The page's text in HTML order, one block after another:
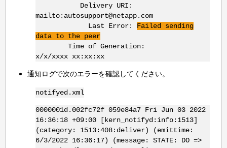
Delivery URI:
mailto:autosupport@netapp.com
Last Error: Failed sending
data to the peer
Time of Generation:
x/x/xxxx xx:xx:xx
通知ログで次のエラーを確認してください。
notifyed.xml
0000001d.002fc72f 059e84a7 Fri Jun 03 2022
16:36:18 +09:00 [kern_notifyd:info:1513]
(category: 1513:408:deliver) (emittime:
6/3/2022 16:36:17) (message: STATE: DO =>